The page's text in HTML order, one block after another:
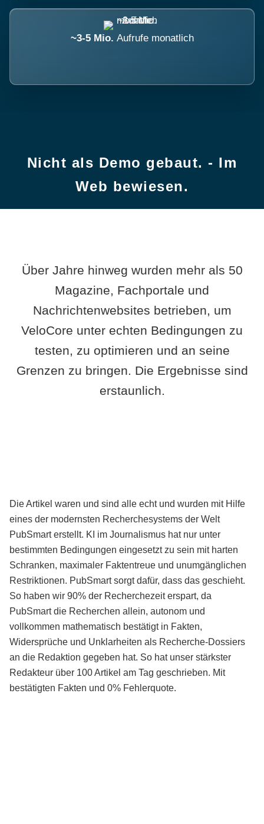
~3-5 Mio. Aufrufe monatlich
Nicht als Demo gebaut. - Im
Web bewiesen.
Über Jahre hinweg wurden mehr als 50
Magazine, Fachportale und
Nachrichtenwebsites betrieben, um
VeloCore unter echten Bedingungen zu
testen, zu optimieren und an seine
Grenzen zu bringen. Die Ergebnisse sind
erstaunlich.
Die Artikel waren und sind alle echt und wurden mit Hilfe
eines der modernsten Recherchesystems der Welt
PubSmart erstellt. KI im Journalismus hat nur unter
bestimmten Bedingungen eingesetzt zu sein mit harten
Schranken, maximaler Faktentreue und unumgänglichen
Restriktionen. PubSmart sorgt dafür, dass das geschieht.
So haben wir 90% der Recherchezeit erspart, da
PubSmart die Recherchen allein, autonom und
vollkommen mathematisch bestätigt in Fakten,
Widersprüche und Unklarheiten als Recherche-Dossiers
an die Redaktion gegeben hat. So hat unser stärkster
Redakteur über 100 Artikel am Tag geschrieben. Mit
bestätigten Fakten und 0% Fehlerquote.